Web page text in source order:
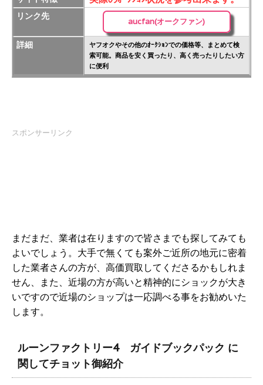
リンク先
aucfan(オークファン)
詳細
ヤフオクやその他のｵｰｸｼｮﾝでの価格等、まとめて検
索可能。商品を安く買ったり、高く売ったりしたい方
に便利
スポンサーリンク
まだまだ、業者は在りますので皆さまでも探してみても
よいでしょう。大手で無くても案外ご近所の地元に密着
した業者さんの方が、高価買取してくださるかもしれま
せん、また、近場の方が高いと精神的にショックが大き
いですので近場のショップは一応調べる事をお勧めいた
します。
ルーンファクトリー4 ガイドブックパック に
関してチョット御紹介